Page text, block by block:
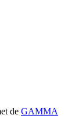
de GAMMA